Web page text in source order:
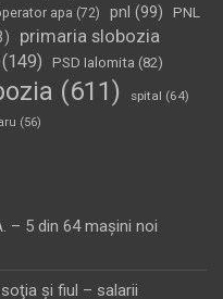
apa (72) pnl (99)
PNL
primaria slobozia
(149) PSD Ialomita (82)
(611) spital (64)
(56)
– 5 din 64 maşini noi
şi fiul – salarii